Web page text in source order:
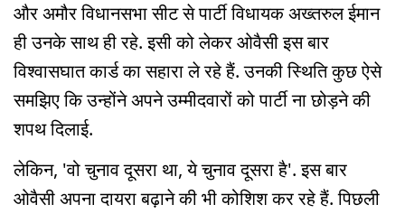
और अमौर विधानसभा सीट से पार्टी विधायक अख्तरुल ईमान
ही उनके साथ ही रहे. इसी को लेकर ओवैसी इस बार
विश्वासघात कार्ड का सहारा ले रहे हैं. उनकी स्थिति कुछ ऐसे
समझिए कि उन्होंने अपने उम्मीदवारों को पार्टी ना छोड़ने की
शपथ दिलाई.
लेकिन, 'वो चुनाव दूसरा था, ये चुनाव दूसरा है'. इस बार
ओवैसी अपना दायरा बढ़ाने की भी कोशिश कर रहे हैं. पिछली